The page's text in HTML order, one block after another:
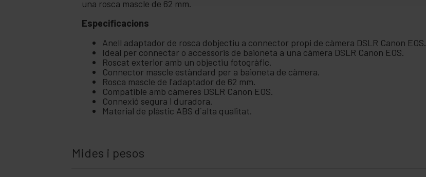
una rosca mascle de 62 mm.
Especificacions
Anell adaptador de rosca dobjectiu a connector propi de càmera DSLR Canon EOS.
Ideal per connectar o accessoris de baioneta a una càmera DSLR Canon EOS.
Roscat exterior amb un objectiu fotogràfic.
Connector mascle estàndard per a baioneta de càmera.
Rosca mascle de l'adaptador de 62 mm.
Compatible amb càmeres DSLR Canon EOS.
Connexió segura i duradora.
Material de plàstic ABS d´alta qualitat.
Mides i pesos